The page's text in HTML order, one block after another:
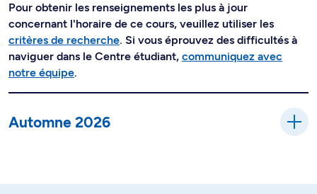
Pour obtenir les renseignements les plus à jour
concernant l'horaire de ce cours, veuillez utiliser les
critères de recherche. Si vous éprouvez des difficultés à
naviguer dans le Centre étudiant, communiquez avec
notre équipe.
Automne 2026